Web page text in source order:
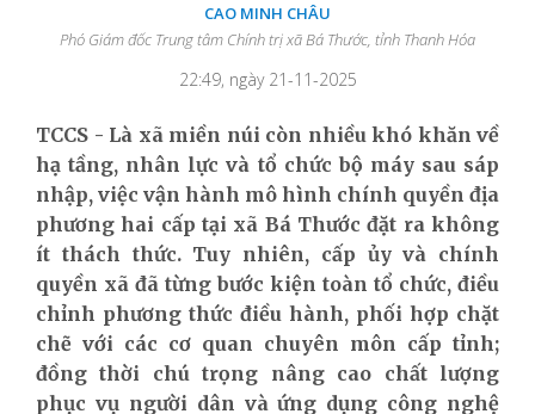
CAO MINH CHÂU
Phó Giám đốc Trung tâm Chính trị xã Bá Thước, tỉnh Thanh Hóa
22:49, ngày 21-11-2025
TCCS - Là xã miền núi còn nhiều khó khăn về
hạ tầng, nhân lực và tổ chức bộ máy sau sáp
nhập, việc vận hành mô hình chính quyền địa
phươnghai cấp tại xã Bá Thước đặt ra không
ít thách thức. Tuy nhiên, cấp ủy và chính
quyền xã đã từng bước kiện toàn tổ chức, điều
chỉnh phương thức điều hành, phối hợp chặt
chẽ với các cơ quan chuyên môn cấp tỉnh;
đồng thời chú trọng nâng cao chất lượng
phục vụ người dân và ứng dụng công nghệ